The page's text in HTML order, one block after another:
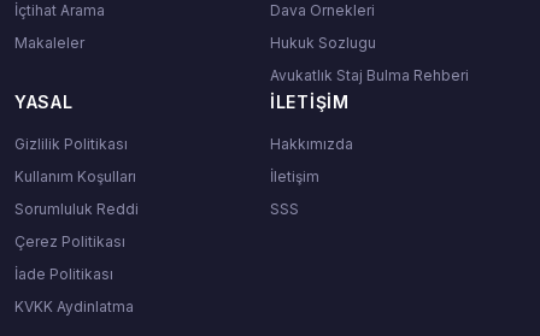
İçtihat Arama
Makaleler
Dava Ornekleri
Hukuk Sozlugu
Avukatlık Staj Bulma Rehberi
YASAL
Gizlilik Politikası
Kullanım Koşulları
Sorumluluk Reddi
Çerez Politikası
İade Politikası
KVKK Aydinlatma
İLETIŞIM
Hakkımızda
İletişim
SSS